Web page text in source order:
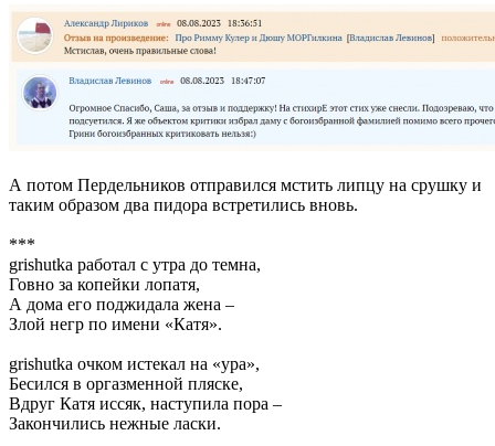
А потом Пердельников отправился мстить липцу на срушку и
таким образом два пидора встретились вновь.
***
grishutka работал с утра до темна,
Говно за копейки лопатя,
А дома его поджидала жена –
Злой негр по имени «Катя».
grishutka очком истекал на «ура»,
Бесился в оргазменной пляске,
Вдруг Катя иссяк, наступила пора –
Закончились нежные ласки.